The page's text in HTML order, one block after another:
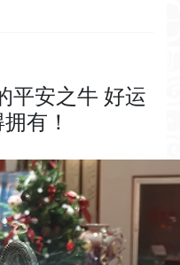
平安之牛 好运
有！